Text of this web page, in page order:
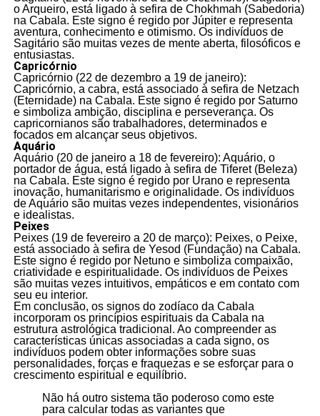
o Arqueiro, está ligado à sefira de Chokhmah (Sabedoria)
na Cabala. Este signo é regido por Júpiter e representa
aventura, conhecimento e otimismo. Os indivíduos de
Sagitário são muitas vezes de mente aberta, filosóficos e
entusiastas.
Capricórnio
Capricórnio (22 de dezembro a 19 de janeiro):
Capricórnio, a cabra, está associado à sefira de Netzach
(Eternidade) na Cabala. Este signo é regido por Saturno
e simboliza ambição, disciplina e perseverança. Os
capricornianos são trabalhadores, determinados e
focados em alcançar seus objetivos.
Aquário
Aquário (20 de janeiro a 18 de fevereiro): Aquário, o
portador de água, está ligado à sefira de Tiferet (Beleza)
na Cabala. Este signo é regido por Urano e representa
inovação, humanitarismo e originalidade. Os indivíduos
de Aquário são muitas vezes independentes, visionários
e idealistas.
Peixes
Peixes (19 de fevereiro a 20 de março): Peixes, o Peixe,
está associado à sefira de Yesod (Fundação) na Cabala.
Este signo é regido por Netuno e simboliza compaixão,
criatividade e espiritualidade. Os indivíduos de Peixes
são muitas vezes intuitivos, empáticos e em contato com
seu eu interior.
Em conclusão, os signos do zodíaco da Cabala
incorporam os princípios espirituais da Cabala na
estrutura astrológica tradicional. Ao compreender as
características únicas associadas a cada signo, os
indivíduos podem obter informações sobre suas
personalidades, forças e fraquezas e se esforçar para o
crescimento espiritual e equilíbrio.
Não há outro sistema tão poderoso como este
para calcular todas as variantes que